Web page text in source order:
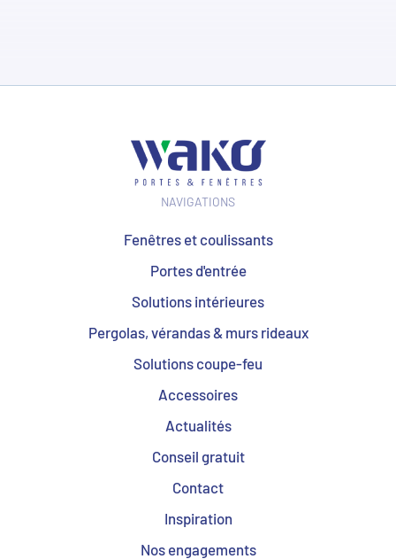
NAVIGATIONS
Fenêtres et coulissants
Portes d'entrée
Solutions intérieures
Pergolas, vérandas & murs rideaux
Solutions coupe-feu
Accessoires
Actualités
Conseil gratuit
Contact
Inspiration
Nos engagements